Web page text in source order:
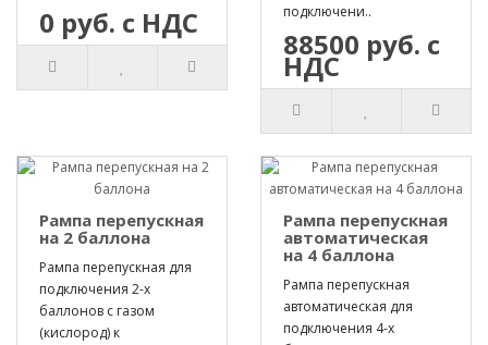
0 руб. с НДС
подключени..
88500 руб. с
НДС
Рампа перепускная
на 2 баллона
Рампа перепускная для
подключения 2-х
баллонов с газом
(кислород) к
Рампа перепускная
автоматическая
на 4 баллона
Рампа перепускная
автоматическая для
подключения 4-х